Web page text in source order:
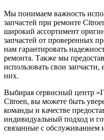
Мы понимаем важность
запчастей при ремонте
широкий ассортимент
запчастей от проверенных
нам гарантировать
ремонта. Также мы
использовать свои
них.
Выбирая сервисный центр
Citroen, вы можете быть
команды и качестве
индивидуальный подход и
связанные с обслуживанием